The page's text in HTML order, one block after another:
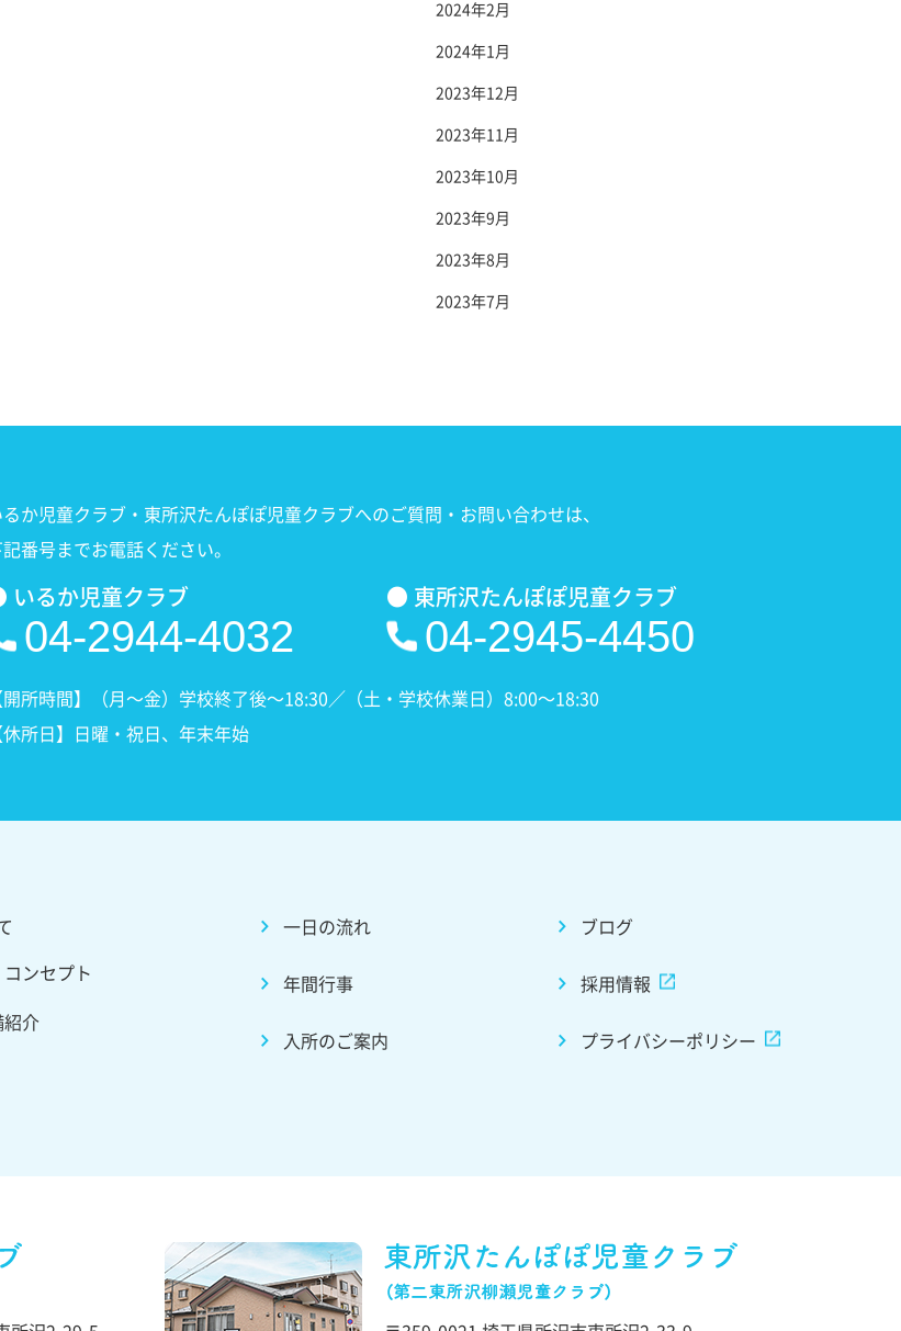
2024年2月
2024年1月
2023年12月
2023年11月
2023年10月
2023年9月
2023年8月
2023年7月
るか児童クラブ・東所沢たんぽぽ児童クラブへのご質問・お問い合わせは、
番号までお電話ください。
いるか児童クラブ
04-2944-4032
● 東所沢たんぽぽ児童クラブ
04-2945-4450
開所時間】（月〜金）学校終了後〜18:30／（土・学校休業日）8:00〜18:30
休所日】日曜・祝日、年末年始
ンセプト
介
一日の流れ
年間行事
入所のご案内
ブログ
採用情報
プライバシーポリシー